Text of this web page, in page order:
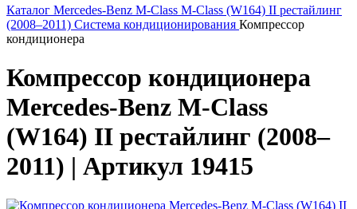
Каталог Mercedes-Benz M-Class M-Class (W164) II рестайлинг
(2008–2011) Система кондиционирования Компрессор
кондиционера
Компрессор кондиционера
Mercedes-Benz M-Class
(W164) II рестайлинг (2008–
2011) | Артикул 19415